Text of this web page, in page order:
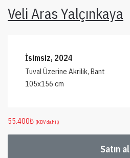
Veli Aras Yalçınkaya
İsimsiz, 2024
Tuval Üzerine Akrilik, Bant
105x156 cm
55.400₺ (KDV dahil)
Satın al